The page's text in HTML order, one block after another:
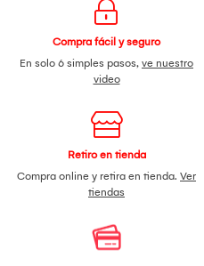
Compra fácil y seguro
En solo 6 simples pasos, ve nuestro
video
Retiro en tienda
Compra online y retira en tienda. Ver
tiendas